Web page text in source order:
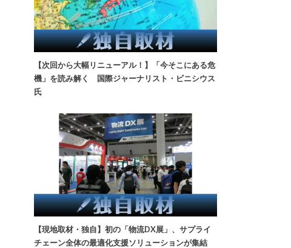
【次回から大幅リニューアル！】「今そこにある危
機」を読み解く 国際ジャーナリスト・ビニシウス
氏
【現地取材・独自】初の「物流DX展」、サプライ
チェーン全体の最適化支援ソリューションが集結